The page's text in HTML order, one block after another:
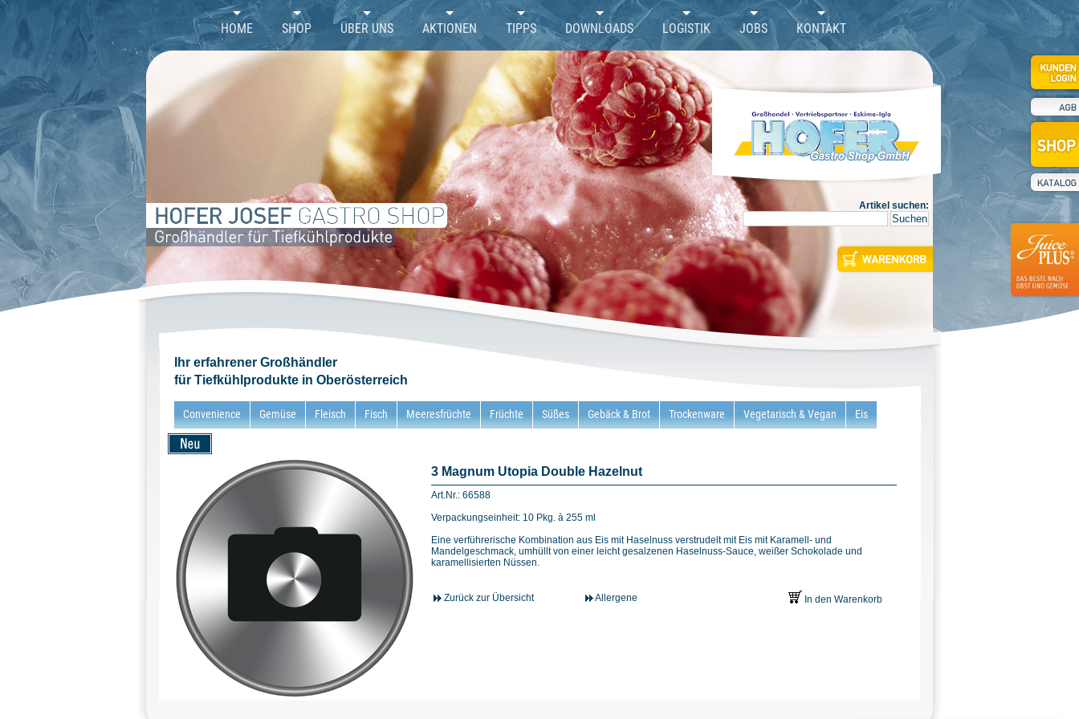
//
HOME SHOP ÜBER UNS AKTIONEN TIPPS DOWNLOADS LOGISTIK JOBS KONTAKT
Artikel suchen:
Ihr erfahrener Großhändler
für Tiefkühlprodukte in Oberösterreich
Convenience Gemüse Fleisch Fisch Meeresfrüchte Früchte Süßes Gebäck & Brot Trockenware Vegetarisch & Vegan Eis
3 Magnum Utopia Double Hazelnut
Art.Nr.: 66588
Verpackungseinheit: 10 Pkg. à 255 ml
Eine verführerische Kombination aus Eis mit Haselnuss verstrudelt mit Eis mit Karamell- und
Mandelgeschmack, umhüllt von einer leicht gesalzenen Haselnuss-Sauce, weißer Schokolade und
karamellisierten Nüssen.
Zurück zur Übersicht Allergene In den Warenkorb